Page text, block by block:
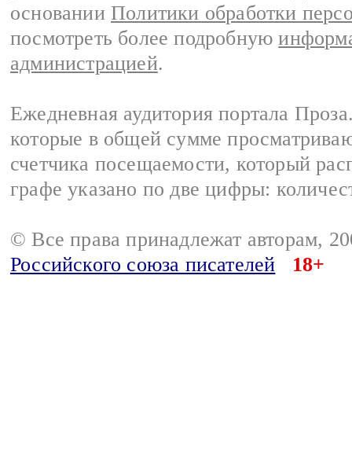
основании Политики обработки
посмотреть более подробную
администрацией.
Ежедневная аудитория портала
которые в общей сумме
счетчика посещаемости, который
графе указано по две цифры:
© Все права принадлежат авторам,
Российского союза писателей
18+